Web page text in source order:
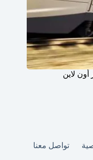
لاين
تواصل معنا